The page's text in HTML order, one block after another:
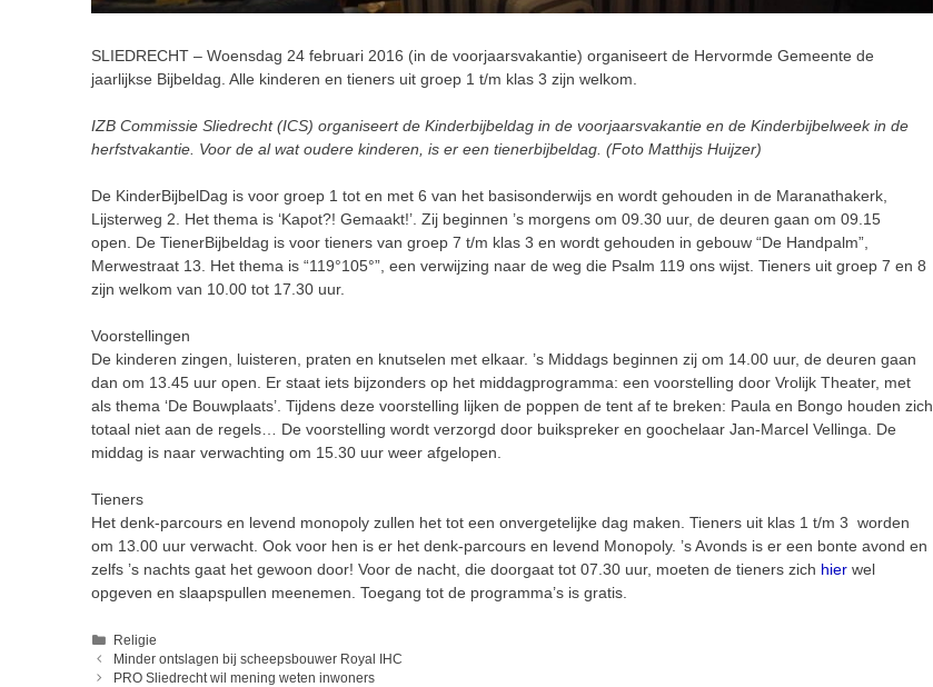
SLIEDRECHT – Woensdag 24 februari 2016 (in de voorjaarsvakantie) organiseert de Hervormde Gemeente de
jaarlijkse Bijbeldag. Alle kinderen en tieners uit groep 1 t/m klas 3 zijn welkom.
IZB Commissie Sliedrecht (ICS) organiseert de Kinderbijbeldag in de voorjaarsvakantie en de Kinderbijbelweek in de
herfstvakantie. Voor de al wat oudere kinderen, is er een tienerbijbeldag. (Foto Matthijs Huijzer)
De KinderBijbelDag is voor groep 1 tot en met 6 van het basisonderwijs en wordt gehouden in de Maranathakerk,
Lijsterweg 2. Het thema is ‘Kapot?! Gemaakt!’. Zij beginnen ’s morgens om 09.30 uur, de deuren gaan om 09.15
open. De TienerBijbeldag is voor tieners van groep 7 t/m klas 3 en wordt gehouden in gebouw “De Handpalm”,
Merwestraat 13. Het thema is “119°105°”, een verwijzing naar de weg die Psalm 119 ons wijst. Tieners uit groep 7 en 8
zijn welkom van 10.00 tot 17.30 uur.
Voorstellingen
De kinderen zingen, luisteren, praten en knutselen met elkaar. ’s Middags beginnen zij om 14.00 uur, de deuren gaan
dan om 13.45 uur open. Er staat iets bijzonders op het middagprogramma: een voorstelling door Vrolijk Theater, met
als thema ‘De Bouwplaats’. Tijdens deze voorstelling lijken de poppen de tent af te breken: Paula en Bongo houden zich
totaal niet aan de regels… De voorstelling wordt verzorgd door buikspreker en goochelaar Jan-Marcel Vellinga. De
middag is naar verwachting om 15.30 uur weer afgelopen.
Tieners
Het denk-parcours en levend monopoly zullen het tot een onvergetelijke dag maken. Tieners uit klas 1 t/m 3 worden
om 13.00 uur verwacht. Ook voor hen is er het denk-parcours en levend Monopoly. ’s Avonds is er een bonte avond en
zelfs ’s nachts gaat het gewoon door! Voor de nacht, die doorgaat tot 07.30 uur, moeten de tieners zich hier wel
opgeven en slaapspullen meenemen. Toegang tot de programma’s is gratis.
Categorieën
Religie
Minder ontslagen bij scheepsbouwer Royal IHC
PRO Sliedrecht wil mening weten inwoners